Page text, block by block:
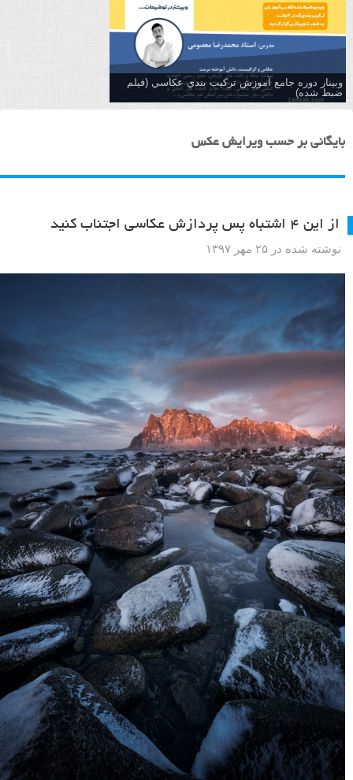
وبینار دوره جامع آموزش تركيب بندي عكاسي (فیلم
ضبط شده)
بایگانی بر حسب ویرایش عکس
از این ۴ اشتباه پس پردازش عکاسی اجتناب کنید
نوشته شده در ۲۵ مهر ۱۳۹۷